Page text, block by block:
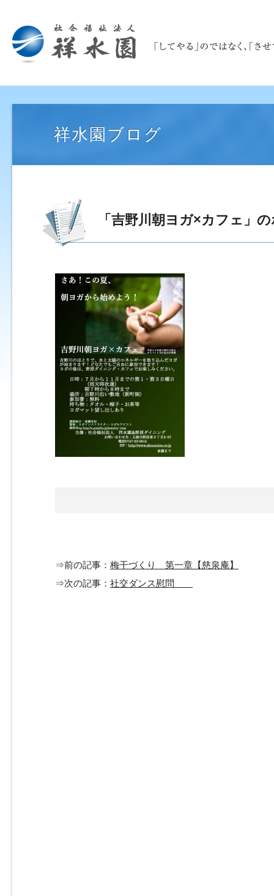
祥水園ブログ
「吉野川朝ヨガ×カフェ」
⇒前の記事： 梅干づくり 第一章【慈泉庵】
⇒次の記事： 社交ダンス慰問